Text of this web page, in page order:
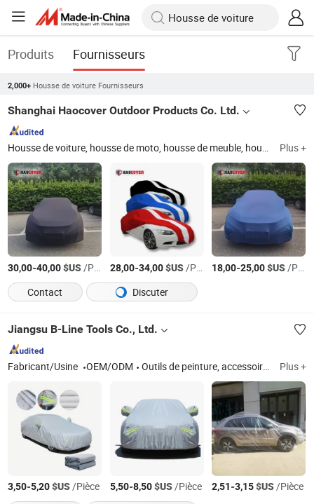
Produits Fournisseurs
2,000+ Housse de voiture Fournisseurs
Shanghai Haocover Outdoor Products Co. Ltd.
Housse de voiture, housse de moto, housse de meuble, housse de bateau, housse de barbecue, housse de VTT, housse de UTV Plus +
30,00-40,00$US/Pièce 28,00-34,00$US/Pièce 18,00-25,00$US/Pièce
Contact
Discuter
Jiangsu B-Line Tools Co., Ltd.
Fabricant/Usine OEM/ODM Outils de peinture, accessoires de peinture, accessoires de vélo, accessoire de voiture, outils à main, bouteille et paille Plus +
3,50-5,20$US/Pièce 5,50-8,50$US/Pièce 2,51-3,15$US/Pièce